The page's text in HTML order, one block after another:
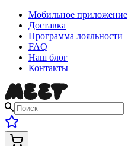
Мобильное приложение
Доставка
Программа лояльности
FAQ
Наш блог
Контакты